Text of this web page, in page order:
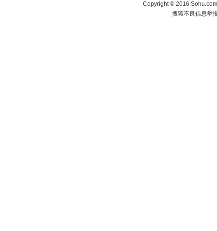
Copyright©2016
搜狐不良信息举